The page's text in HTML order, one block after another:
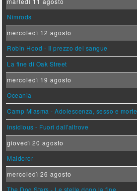
Nimrods
mercoledì 12 agosto
Robin Hood - Il prezzo del sangue
La fine di Oak Street
mercoledì 19 agosto
Oceania
Camp Miasma - Adolescenza, sesso e morte
Insidious - Fuori dall'altrove
giovedì 20 agosto
Maldoror
mercoledì 26 agosto